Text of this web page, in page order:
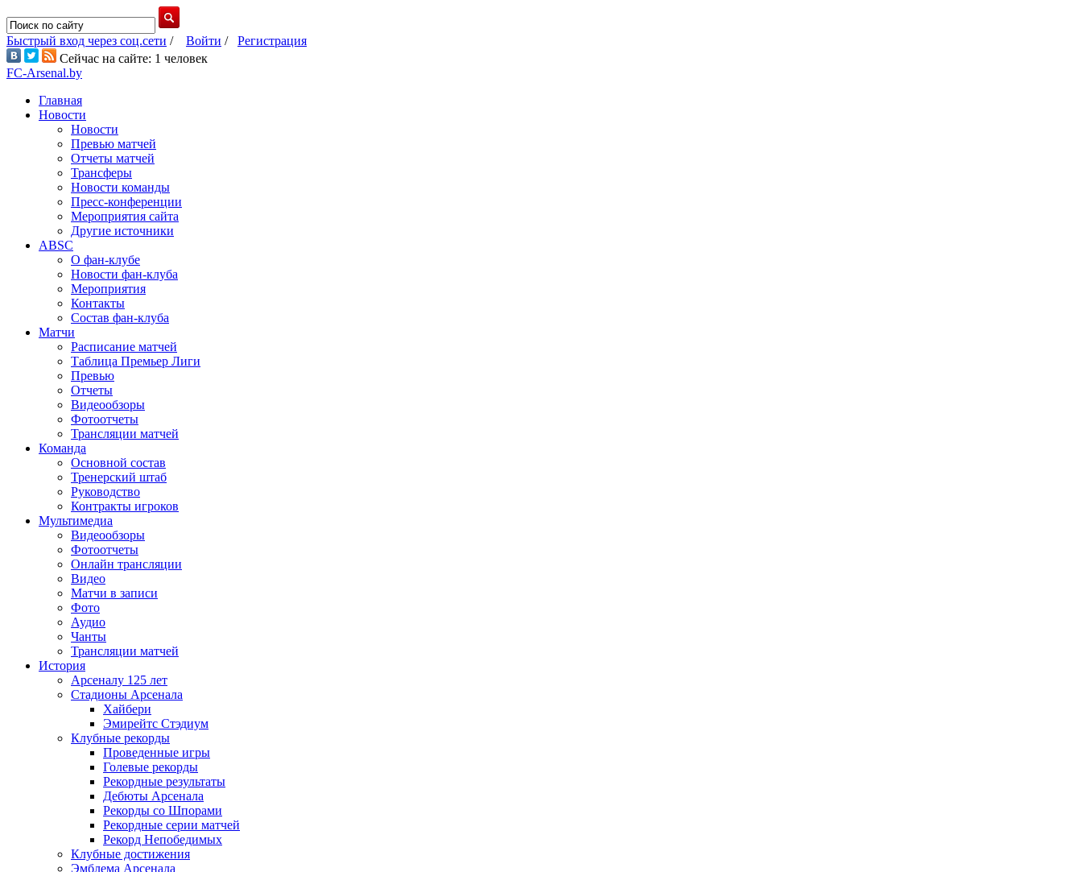
Быстрый вход через соц.сети / Войти / Регистрация
Сейчас на сайте: 1 человек
FC-Arsenal.by
Главная
Новости
Новости
Превью матчей
Отчеты матчей
Трансферы
Новости команды
Пресс-конференции
Мероприятия сайта
Другие источники
ABSC
О фан-клубе
Новости фан-клуба
Мероприятия
Контакты
Состав фан-клуба
Матчи
Расписание матчей
Таблица Премьер Лиги
Превью
Отчеты
Видеообзоры
Фотоотчеты
Трансляции матчей
Команда
Основной состав
Тренерский штаб
Руководство
Контракты игроков
Мультимедиа
Видеообзоры
Фотоотчеты
Онлайн трансляции
Видео
Матчи в записи
Фото
Аудио
Чанты
Трансляции матчей
История
Арсеналу 125 лет
Стадионы Арсенала
Хайбери
Эмирейтс Стэдиум
Клубные рекорды
Проведенные игры
Голевые рекорды
Рекордные результаты
Дебюты Арсенала
Рекорды со Шпорами
Рекордные серии матчей
Рекорд Непобедимых
Клубные достижения
Эмблема Арсенала